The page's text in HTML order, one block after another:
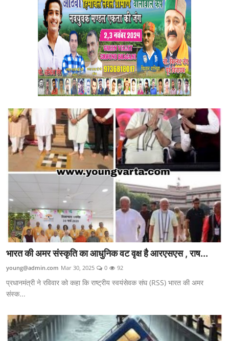
भारत की अमर संस्कृति का आधुनिक वट वृक्ष है आरएसएस , राष...
young@admin.com Mar 30, 2025 0 92
प्रधानमंत्री ने रविवार को कहा कि राष्ट्रीय स्वयंसेवक संघ (RSS) भारत की अमर
संस्क...